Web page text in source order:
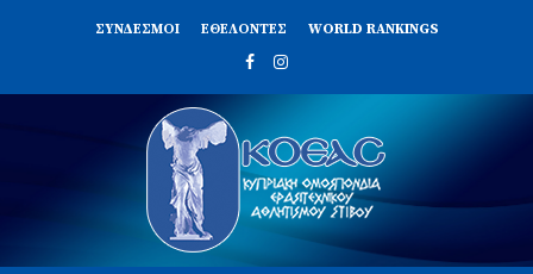
ΣΥΝΔΈΣΜΟΙ ΕΘΕΛΟΝΤΈΣ WORLD RANKINGS